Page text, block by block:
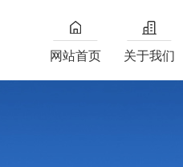
网站首页 关于我们